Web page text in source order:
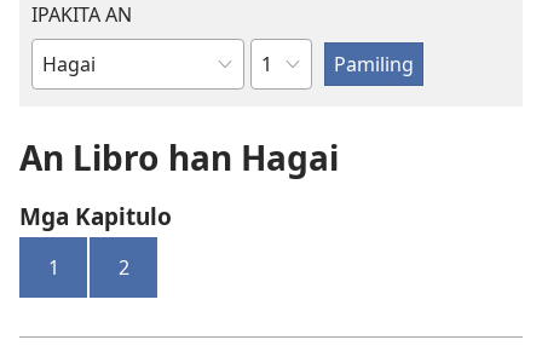
IPAKITA AN
Libro
Biblia
Kapitulo
An Libro han Hagai
Mga Kapitulo
1 2